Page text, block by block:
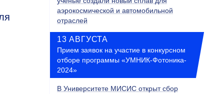
аэрокосмической и автомобильной
отраслей
13 АВГУСТА
Прием заявок на участие в конкурсном
отборе программы «УМНИК-Фотоника-
2024»
В Университете МИСИС открыт сбор